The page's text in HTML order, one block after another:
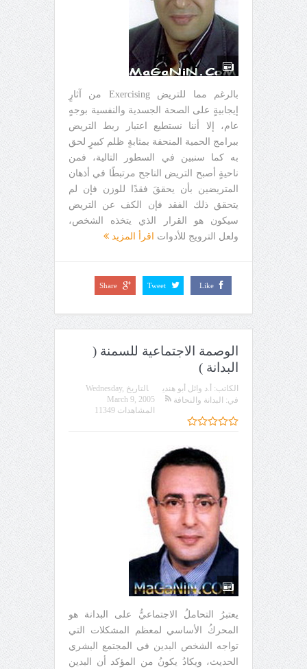
بالرغم مما للتريض Exercising من آثارٍ
إيجابيةٍ على الصحة الجسدية والنفسية بوجهٍ
عام، إلا أننا نستطيع اعتبار ربط التريض
ببرامج الحمية المنحفة بمثابةٍ ظلم كبيرٍ لحق
به كما سنبين في السطور التالية، فمن
ناحيةٍ أصبح التريض الناجح مرتبطًا في أذهان
المتريضين بأن يحققَ فقدًا للوزن فإن لم
يتحقق ذلك الفقد فإن الكف عن التريض
سيكون هو القرار الذي يتخذه الشخص،
ولعل الترويج للأدوات اقرأ المزيد
Like
Tweet
Share
الوصمة الاجتماعية للسمنة (
البدانة )
الكاتب: أ.د وائل أبو هندي التاريخ Wednesday,
March 9, 2005
في: البدانة والنحافة
المشاهدات 11349
يعتبرُ التحاملُ الاجتماعيُّ على البدانة هو
المحركُ الأساسي لمعظم المشكلات التي
تواجه الشخص البدين في المجتمع البشري
الحديث، ويكادُ يكونُ من المؤكد أن البدين